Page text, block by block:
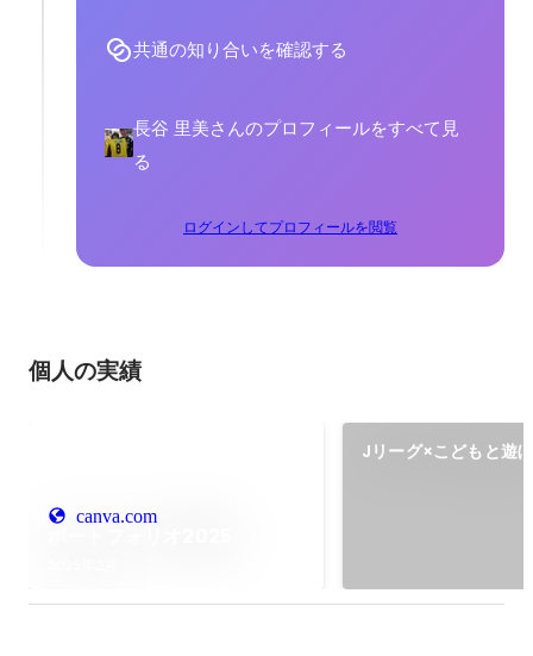
共通の知り合いを確認する
長谷 里美さんのプロフィールをすべて見
る
ログインしてプロフィールを閲覧
個人の実績
canva.com
Jリーグ×こどもと遊